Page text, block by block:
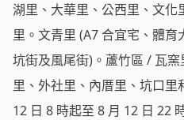
湖里、大華里、公西里、文化
里。文青里 (A7 合宜宅、體
坑街及風尾街)。蘆竹區 / 瓦
里、外社里、內厝里、坑口里
12 日 8 時起至 8 月 12 日 22